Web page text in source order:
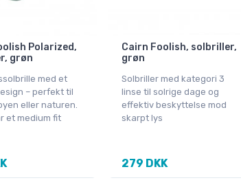
Polarized,
grøn
med et
– perfekt til
eller naturen.
et medium fit
Cairn Foolish, solbriller,
grøn
Solbriller med kategori 3
linse til solrige dage og
effektiv beskyttelse mod
skarpt lys
279 DKK